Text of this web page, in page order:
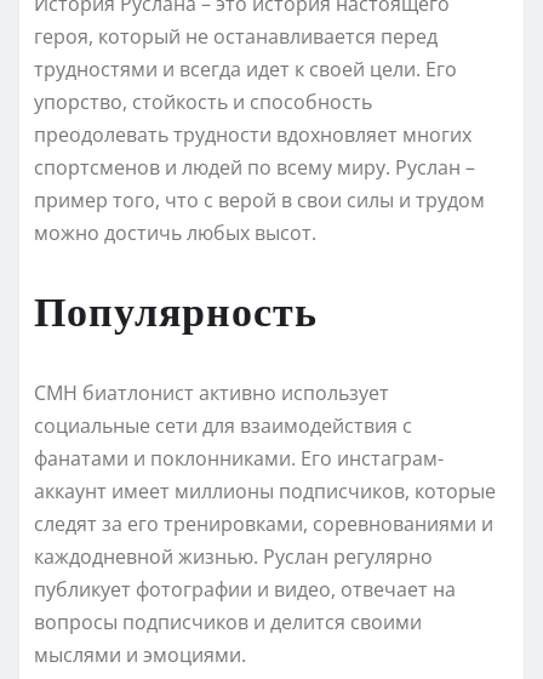
героя, который не останавливается перед
трудностями и всегда идет к своей цели. Его
упорство, стойкость и способность
преодолевать трудности вдохновляет многих
спортсменов и людей по всему миру. Руслан –
пример того, что с верой в свои силы и трудом
можно достичь любых высот.
Популярность
СМН биатлонист активно использует
социальные сети для взаимодействия с
фанатами и поклонниками. Его инстаграм-
аккаунт имеет миллионы подписчиков, которые
следят за его тренировками, соревнованиями и
каждодневной жизнью. Руслан регулярно
публикует фотографии и видео, отвечает на
вопросы подписчиков и делится своими
мыслями и эмоциями.